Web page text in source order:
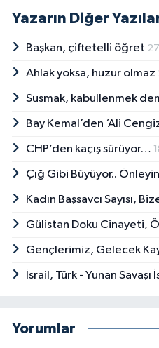
Yazarın Diğer
Başkan, çiftetelli öğret
Ahlak yoksa, huzur olmaz
Susmak, kabullenmek
Bay Kemal’den ‘Ali
CHP’den kaçış sürüyor…
Çığ Gibi Büyüyor..
Kadın Başsavcı Sayısı,
Gülistan Doku Cinayeti,
Gençlerimiz, Gelecek
İsrail, Türk - Yunan Savaşı
Yorumlar